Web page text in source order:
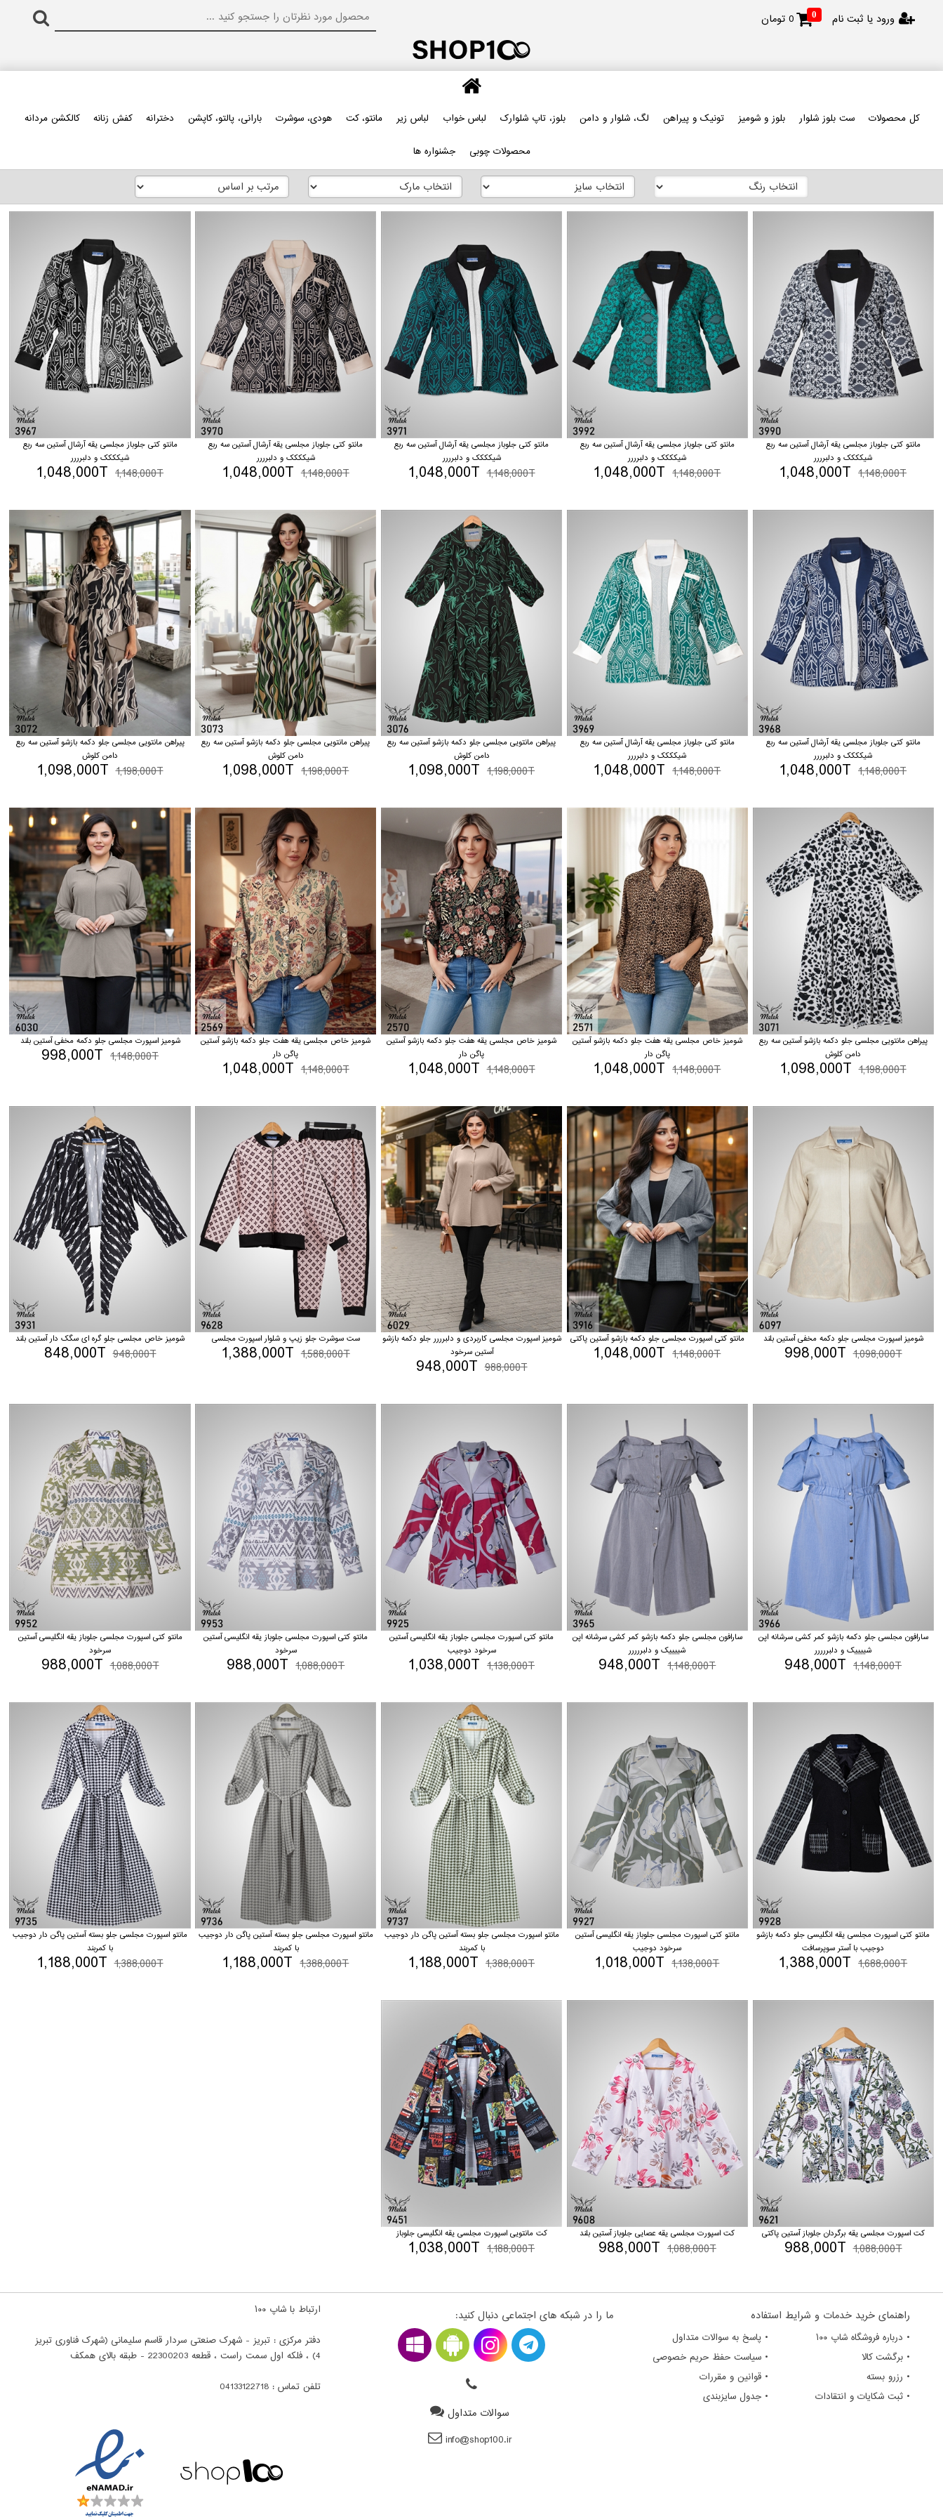
ورود یا ثبت نام 0
0 تومان
کل محصولات ست بلوز شلوار بلوز و شومیز تونیک و پیراهن لگ، شلوار و دامن بلوز، تاپ شلوارک لباس خواب لباس زیر مانتو، کت هودی، سوشرت بارانی، پالتو، کاپشن دخترانه کفش زنانه کالکشن مردانه
محصولات چوبی جشنواره ها
مانتو کتی جلوباز مجلسی یقه آرشال آستین سه ربع
شیکککک و دلبرررر
1,148,000T
1,048,000T
مانتو کتی جلوباز مجلسی یقه آرشال آستین سه ربع
شیکککک و دلبرررر
1,148,000T
1,048,000T
مانتو کتی جلوباز مجلسی یقه آرشال آستین سه ربع
شیکککک و دلبرررر
1,148,000T
1,048,000T
مانتو کتی جلوباز مجلسی یقه آرشال آستین سه ربع
شیکککک و دلبرررر
1,148,000T
1,048,000T
مانتو کتی جلوباز مجلسی یقه آرشال آستین سه ربع
شیکککک و دلبرررر
1,148,000T
1,048,000T
مانتو کتی جلوباز مجلسی یقه آرشال آستین سه ربع
شیکککک و دلبرررر
1,148,000T
1,048,000T
مانتو کتی جلوباز مجلسی یقه آرشال آستین سه ربع
شیکککک و دلبرررر
1,148,000T
1,048,000T
پیراهن مانتویی مجلسی جلو دکمه بازشو آستین سه ربع
دامن کلوش
1,198,000T
1,098,000T
پیراهن مانتویی مجلسی جلو دکمه بازشو آستین سه ربع
دامن کلوش
1,198,000T
1,098,000T
پیراهن مانتویی مجلسی جلو دکمه بازشو آستین سه ربع
دامن کلوش
1,198,000T
1,098,000T
پیراهن مانتویی مجلسی جلو دکمه بازشو آستین سه ربع
دامن کلوش
1,198,000T
1,098,000T
شومیز خاص مجلسی یقه هفت جلو دکمه بازشو آستین
پاگن دار
1,148,000T
1,048,000T
شومیز خاص مجلسی یقه هفت جلو دکمه بازشو آستین
پاگن دار
1,148,000T
1,048,000T
شومیز خاص مجلسی یقه هفت جلو دکمه بازشو آستین
پاگن دار
1,148,000T
1,048,000T
شومیز اسپورت مجلسی جلو دکمه مخفی آستین بلند
1,148,000T
998,000T
شومیز اسپورت مجلسی جلو دکمه مخفی آستین بلند
1,098,000T
998,000T
مانتو کتی اسپورت مجلسی جلو دکمه بازشو آستین پاکتی
1,148,000T
1,048,000T
شومیز اسپورت مجلسی کاربردی و دلبرررر جلو دکمه بازشو
آستین سرخود
988,000T
948,000T
ست سوشرت جلو زیپ و شلوار اسپورت مجلسی
1,588,000T
1,388,000T
شومیز خاص مجلسی جلو گره ای سگک دار آستین بلند
948,000T
848,000T
سارافون مجلسی جلو دکمه بازشو کمر کشی سرشانه اپن
شییییک و دلبررررر
1,148,000T
948,000T
سارافون مجلسی جلو دکمه بازشو کمر کشی سرشانه اپن
شییییک و دلبررررر
1,148,000T
948,000T
مانتو کتی اسپورت مجلسی جلوباز یقه انگلیسی آستین
سرخود دوجیب
1,138,000T
1,038,000T
مانتو کتی اسپورت مجلسی جلوباز یقه انگلیسی آستین
سرخود
1,088,000T
988,000T
مانتو کتی اسپورت مجلسی جلوباز یقه انگلیسی آستین
سرخود
1,088,000T
988,000T
مانتو کتی اسپورت مجلسی یقه انگلیسی جلو دکمه بازشو
دوجیب با آستر سوپرسافت
1,688,000T
1,388,000T
مانتو کتی اسپورت مجلسی جلوباز یقه انگلیسی آستین
سرخود دوجیب
1,138,000T
1,018,000T
مانتو اسپورت مجلسی جلو بسته آستین پاگن دار دوجیب
با کمربند
1,388,000T
1,188,000T
مانتو اسپورت مجلسی جلو بسته آستین پاگن دار دوجیب
با کمربند
1,388,000T
1,188,000T
مانتو اسپورت مجلسی جلو بسته آستین پاگن دار دوجیب
با کمربند
1,388,000T
1,188,000T
کت اسپورت مجلسی یقه برگردان جلوباز آستین پاکتی
1,088,000T
988,000T
کت اسپورت مجلسی یقه عصایی جلوباز آستین بلند
1,088,000T
988,000T
کت مانتویی اسپورت مجلسی یقه انگلیسی جلوباز
1,188,000T
1,038,000T
راهنمای خرید خدمات و شرایط استفاده
• درباره فروشگاه شاپ ۱۰۰
• پاسخ به سوالات متداول
• برگشت کالا
• سیاست حفظ حریم خصوصی
• رزرو بسته
• قوانین و مقررات
• ثبت شکایات و انتقادات
• جدول سایزبندی
ما را در شبکه های اجتماعی دنبال کنید:
سوالات متداول
info@shop100.ir
ارتباط با شاپ ۱۰۰
دفتر مرکزی : تبریز - شهرک صنعتی سردار قاسم سلیمانی (شهرک فناوری تبریز
4) ، فلکه اول سمت راست ، قطعه 22300203 - طبقه بالای همکف
تلفن تماس : 04133122718